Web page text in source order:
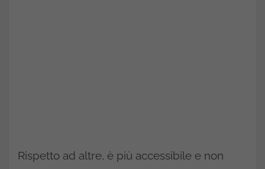
Rispetto ad altre, è più accessibile e non